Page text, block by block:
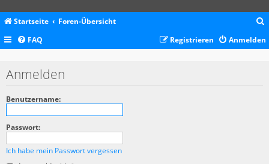
Startseite Foren-Übersicht
c
FAQ Anmelden
Registrieren
Anmelden
Benutzername:
Passwort:
Ich habe mein Passwort vergessen